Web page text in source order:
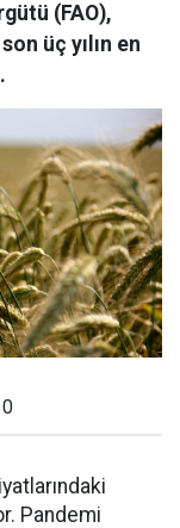
(FAO),
üç yılın en
Pandemi